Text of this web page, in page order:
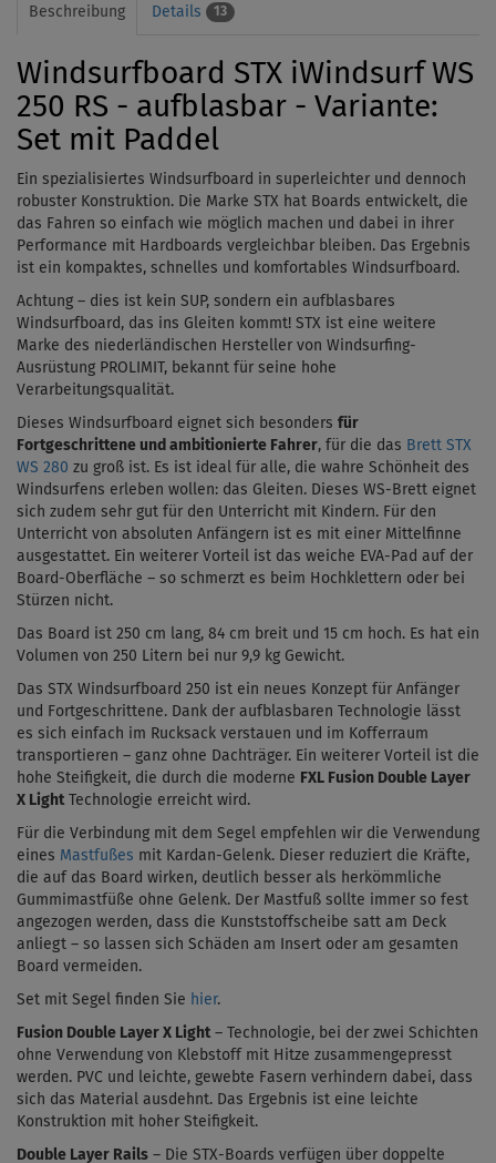
Beschreibung Details 13
Windsurfboard STX iWindsurf WS
250 RS - aufblasbar - Variante:
Set mit Paddel
Ein spezialisiertes Windsurfboard in superleichter und dennoch
robuster Konstruktion. Die Marke STX hat Boards entwickelt, die
das Fahren so einfach wie möglich machen und dabei in ihrer
Performance mit Hardboards vergleichbar bleiben. Das Ergebnis
ist ein kompaktes, schnelles und komfortables Windsurfboard.
Achtung – dies ist kein SUP, sondern ein aufblasbares
Windsurfboard, das ins Gleiten kommt! STX ist eine weitere
Marke des niederländischen Hersteller von Windsurfing-
Ausrüstung PROLIMIT, bekannt für seine hohe
Verarbeitungsqualität.
Dieses Windsurfboard eignet sich besonders für
Fortgeschrittene und ambitionierte Fahrer, für die das Brett STX
WS 280 zu groß ist. Es ist ideal für alle, die wahre Schönheit des
Windsurfens erleben wollen: das Gleiten. Dieses WS-Brett eignet
sich zudem sehr gut für den Unterricht mit Kindern. Für den
Unterricht von absoluten Anfängern ist es mit einer Mittelfinne
ausgestattet. Ein weiterer Vorteil ist das weiche EVA-Pad auf der
Board-Oberfläche – so schmerzt es beim Hochklettern oder bei
Stürzen nicht.
Das Board ist 250 cm lang, 84 cm breit und 15 cm hoch. Es hat ein
Volumen von 250 Litern bei nur 9,9 kg Gewicht.
Das STX Windsurfboard 250 ist ein neues Konzept für Anfänger
und Fortgeschrittene. Dank der aufblasbaren Technologie lässt
es sich einfach im Rucksack verstauen und im Kofferraum
transportieren – ganz ohne Dachträger. Ein weiterer Vorteil ist die
hohe Steifigkeit, die durch die moderne FXL Fusion Double Layer
X LightTechnologie erreicht wird.
Für die Verbindung mit dem Segel empfehlen wir die Verwendung
eines Mastfußes mit Kardan-Gelenk. Dieser reduziert die Kräfte,
die auf das Board wirken, deutlich besser als herkömmliche
Gummimastfüße ohne Gelenk. Der Mastfuß sollte immer so fest
angezogen werden, dass die Kunststoffscheibe satt am Deck
anliegt – so lassen sich Schäden am Insert oder am gesamten
Board vermeiden.
Set mit Segel finden Sie hier.
Fusion Double Layer X Light–
Technologie, bei der zwei Schichten
ohne Verwendung von Klebstoff mit Hitze zusammengepresst
werden. PVC und leichte, gewebte Fasern verhindern dabei, dass
sich das Material ausdehnt. Das Ergebnis ist eine leichte
Konstruktion mit hoher Steifigkeit.
Double Layer Rails – Die STX-Boards verfügen über doppelte